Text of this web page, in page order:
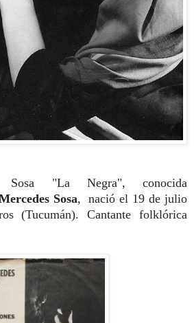
Sosa "La Negra", conocida
Sosa, nació el 19 de julio
(Tucumán). Cantante folklórica